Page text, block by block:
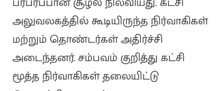
அலுவலகத்தில் கூடியிருந்த நிர்வாகிகள்
மற்றும் தொண்டர்கள் அதிர்ச்சி
அடைந்தனர். சம்பவம் குறித்து கட்சி
மூத்த நிர்வாகிகள் தலையிட்டு